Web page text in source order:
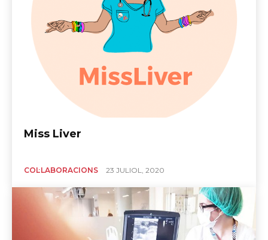
Miss Liver
COL·LABORACIONS 23 JULIOL, 2020